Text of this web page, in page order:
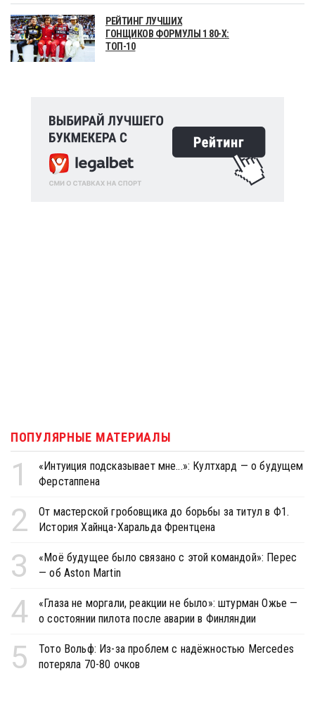
РЕЙТИНГ ЛУЧШИХ
ГОНЩИКОВ ФОРМУЛЫ 1 80-Х:
ТОП-10
ПОПУЛЯРНЫЕ МАТЕРИАЛЫ
1
«Интуиция подсказывает мне...»: Култхард — о будущем
Ферстаппена
2
От мастерской гробовщика до борьбы за титул в Ф1.
История Хайнца-Харальда Френтцена
3
«Моё будущее было связано с этой командой»: Перес
— об Aston Martin
4
«Глаза не моргали, реакции не было»: штурман Ожье —
о состоянии пилота после аварии в Финляндии
5
Тото Вольф: Из-за проблем с надёжностью Mercedes
потеряла 70-80 очков